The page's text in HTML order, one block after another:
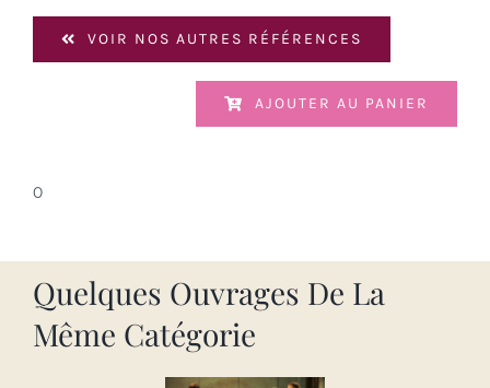
VOIR NOS AUTRES RÉFÉRENCES
AJOUTER AU PANIER
0
Quelques Ouvrages De La
Même Catégorie